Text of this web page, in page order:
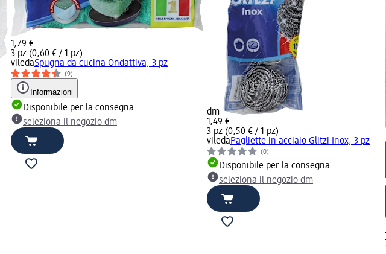
1,79 €
3 pz (0,60 € / 1 pz)
viledaSpugna da cucina Ondattiva, 3 pz
(9)
Informazioni
Disponibile per la consegna
seleziona il negozio dm
dm
1,49 €
3 pz (0,50 € / 1 pz)
viledaPagliette in acciaio Glitzi Inox, 3 pz
(0)
Disponibile per la consegna
seleziona il negozio dm